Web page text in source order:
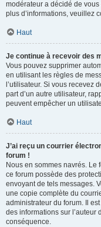
modérateur a décidé de
plus d’informations, veuillez
Haut
Je continue à recevoir des
Vous pouvez supprimer
en utilisant les règles de
l’utilisateur. Si vous recevez
part d’un autre utilisateur,
peuvent empêcher un
Haut
J’ai reçu un courrier
forum !
Nous en sommes navrés. Le
ce forum possède des
envoyant de tels messages.
une copie complète du
administrateur du forum. Il
des informations sur l’auteur
conséquence.